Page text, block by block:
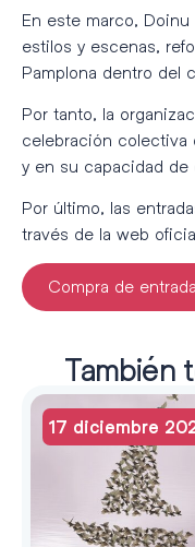
En este marco,
estilos y escenas,
Pamplona dentro del
Por tanto, la
celebración colectiva
y en su capacidad de
Por último, las
través de la web
Compra de
También
17 diciembre